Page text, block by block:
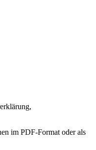
im PDF-Format oder als